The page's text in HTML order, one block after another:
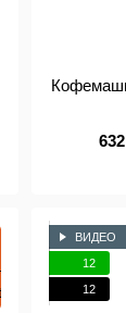
ВИДЕО
12
12